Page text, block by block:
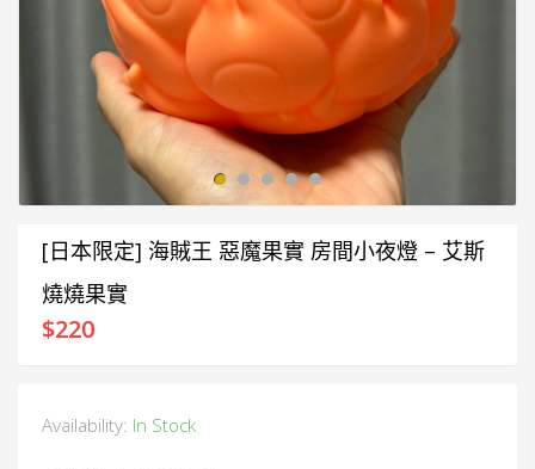
[日本限定] 海賊王 惡魔果實 房間小夜燈 – 艾斯
燒燒果實
$220
Availability: In Stock